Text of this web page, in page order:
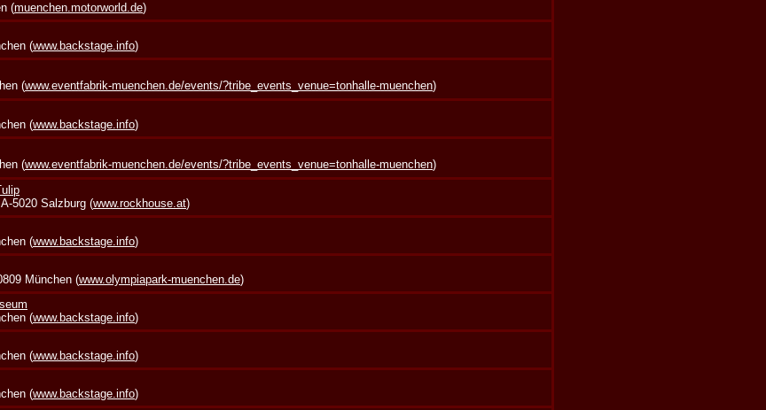
(muenchen.motorworld.de)
(www.backstage.info)
(www.eventfabrik-muenchen.de/events/?tribe_events_venue=tonhalle-muenchen)
(www.backstage.info)
(www.eventfabrik-muenchen.de/events/?tribe_events_venue=tonhalle-muenchen)
5020 Salzburg (www.rockhouse.at)
(www.backstage.info)
München (www.olympiapark-muenchen.de)
(www.backstage.info)
(www.backstage.info)
(www.backstage.info)